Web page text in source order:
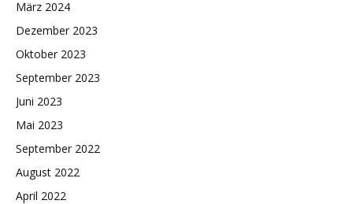
März 2024
Dezember 2023
Oktober 2023
September 2023
Juni 2023
Mai 2023
September 2022
August 2022
April 2022